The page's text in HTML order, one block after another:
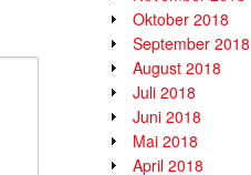
Oktober 2018
September 2018
August 2018
Juli 2018
Juni 2018
Mai 2018
April 2018